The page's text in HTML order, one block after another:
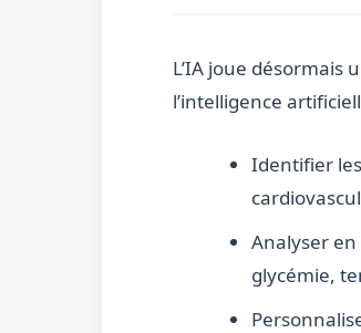
L’IA joue désormais
l’intelligence
Identifier
Analyser
glycémie,